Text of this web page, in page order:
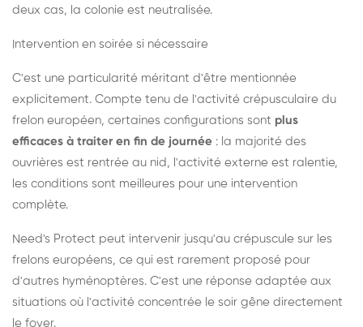
deux cas, la colonie est neutralisée.
Intervention en soirée si nécessaire
C'est une particularité méritant d'être mentionnée
explicitement. Compte tenu de l'activité crépusculaire du
frelon européen, certaines configurations sont plus
efficaces à traiter en fin de journée : la majorité des
ouvrières est rentrée au nid, l'activité externe est ralentie,
les conditions sont meilleures pour une intervention
complète.
Need's Protect peut intervenir jusqu'au crépuscule sur les
frelons européens, ce qui est rarement proposé pour
d'autres hyménoptères. C'est une réponse adaptée aux
situations où l'activité concentrée le soir gêne directement
le foyer.